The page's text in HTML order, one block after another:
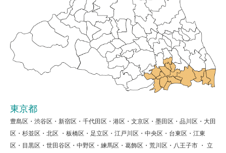
東京都
豊島区・渋谷区・新宿区・千代田区・港区・文京区・墨田区・品川区・大田
区・杉並区・北区 ・板橋区・足立区・江戸川区・中央区・台東区・江東
区・目黒区・世田谷区・中野区・練馬区・葛飾区・荒川区・八王子市 ・ 立